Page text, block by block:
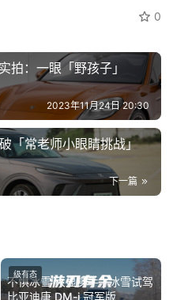
0
拍：一眼「野孩子」
2023年11月24日 20:30
「常老师小眼睛挑战」
下一篇
不惧冰雪 大显身手 | 冰雪试驾
比亚迪唐 DM-i 冠军版
级有态